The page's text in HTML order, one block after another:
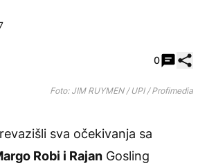
0
Foto: JIM RUYMEN / UPI / Profimedia
sva očekivanja sa
Robi i Rajan Gosling